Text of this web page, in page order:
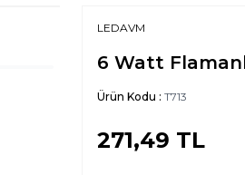
LEDAVM
6 Watt
Ürün Kodu : T713
271,49 TL